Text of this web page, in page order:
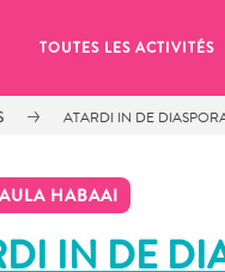
TOUTES LES ACTIVITÉS
ATARDI IN DE
HABAAI
IN DE